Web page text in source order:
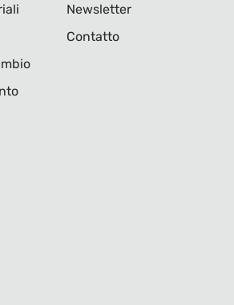
Newsletter
Contatto